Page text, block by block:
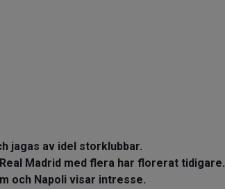
jagas av idel storklubbar.
Madrid med flera har florerat tidigare.
och Napoli visar intresse.